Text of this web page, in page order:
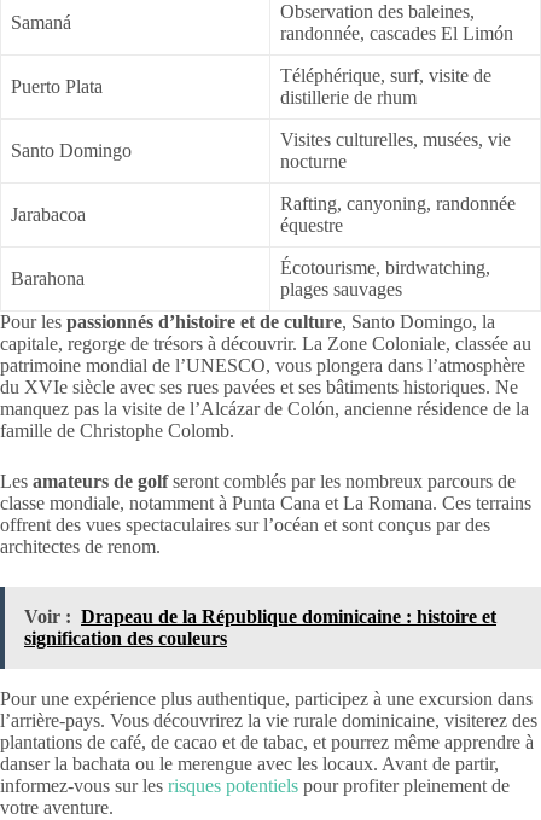
Samaná
Observation des baleines,
randonnée, cascades El Limón
Puerto Plata
Téléphérique, surf, visite de
distillerie de rhum
Santo Domingo
Visites culturelles, musées, vie
nocturne
Jarabacoa
Rafting, canyoning, randonnée
équestre
Barahona
Écotourisme, birdwatching,
plages sauvages
Pour les passionnés d’histoire et de culture, Santo Domingo, la
capitale, regorge de trésors à découvrir. La Zone Coloniale, classée au
patrimoine mondial de l’UNESCO, vous plongera dans l’atmosphère
du XVIe siècle avec ses rues pavées et ses bâtiments historiques. Ne
manquez pas la visite de l’Alcázar de Colón, ancienne résidence de la
famille de Christophe Colomb.
Les amateurs de golfseront comblés par les nombreux parcours de
classe mondiale, notamment à Punta Cana et La Romana. Ces terrains
offrent des vues spectaculaires sur l’océan et sont conçus par des
architectes de renom.
Voir : Drapeau de la République dominicaine : histoire et
signification des couleurs
Pour une expérience plus authentique, participez à une excursion dans
l’arrière-pays. Vous découvrirez la vie rurale dominicaine, visiterez des
plantations de café, de cacao et de tabac, et pourrez même apprendre à
danser la bachata ou le merengue avec les locaux. Avant de partir,
informez-vous sur les risques potentiels pour profiter pleinement de
votre aventure.